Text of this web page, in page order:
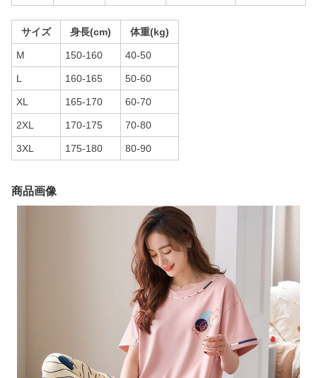
サイズ 身長(cm) 体重(kg)
M 150-160 40-50
L 160-165 50-60
XL 165-170 60-70
2XL 170-175 70-80
3XL 175-180 80-90
商品画像